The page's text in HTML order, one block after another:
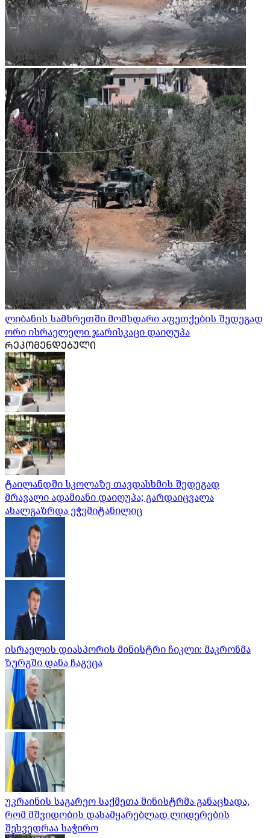
ლიბანის სამხრეთში მომხდარი აფეთქების შედეგად
ორი ისრაელელი ჯარისკაცი დაიღუპა
ᲠᲔᲙᲝᲛᲔᲜᲓᲔᲑᲣᲚᲘ
ტაილანდში სკოლაზე თავდასხმის შედეგად
მრავალი ადამიანი დაიღუპა; გარდაიცვალა
ახალგაზრდა ეჭვმიტანილიც
ისრაელის დიასპორის მინისტრი ჩიკლი: მაკრონმა
ზურგში დანა ჩაგვცა
უკრაინის საგარეო საქმეთა მინისტრმა განაცხადა,
რომ მშვიდობის დასამყარებლად ლიდერების
შეხვედრაა საჭირო